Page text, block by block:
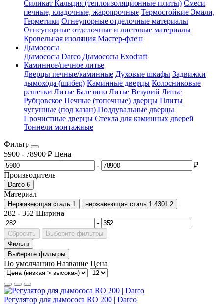
Силикат Кальция (теплоизоляционные плиты) Смеси
печные, кладочные, жаропрочные Термостойкие Эмали,
Герметики Огнеупорные отделочные материалы
Огнеупорные отделочные и листовые материалы
Кровельная изоляция Мастер-флеш
Дымососы
Дымососы Darco Дымососы Exodraft
Каминное/печное литье
Дверцы печные/каминные Духовые шкафы Задвижки
дымохода (шибер) Каминные дверцы Колосниковые
решетки Литье Балезино Литье Везувий Литье
Рубцовское Печные (топочные) дверцы Плиты
чугунные (под казан) Поддувальные дверцы
Прочистные дверцы Стекла для каминных дверей
Тоннели монтажные
Фильтр
5900 - 78900 ₽ Цена
-
₽
Производитель
Darco 6
Материал
Нержавеющая сталь 1 нержавеющая сталь 1.4301 2
282 - 352 Ширина
-
Сбросить
Выберите фильтры
Фильтр
Выберите фильтры
По умолчанию Название Цена
Регулятор для дымососа RO 200 | Darco